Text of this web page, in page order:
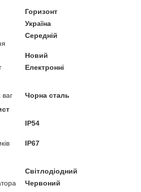
Горизонт
Україна
Середній
Новий
Електронні
Чорна сталь
IP54
IP67
Світлодіодний
Червоний